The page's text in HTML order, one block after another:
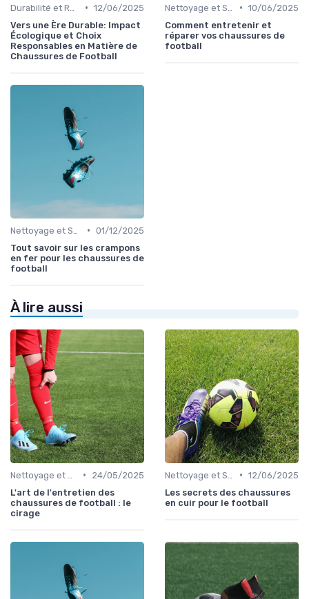
• 12/06/2025
Vers une Ère Durable: Impact
Écologique et Choix
Responsables en Matière de
Chaussures de Football
• 10/06/2025
Comment entretenir et
réparer vos chaussures de
football
• 01/12/2025
Tout savoir sur les crampons
en fer pour les chaussures de
football
À lire aussi
•
24/05/2025
L'art de l'entretien des
chaussures de football : le
cirage
• 12/06/2025
Les secrets des chaussures
en cuir pour le football